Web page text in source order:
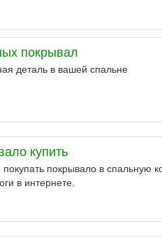
покрывал
деталь в вашей спальне
купить
покрывало в спальную
в интернете.